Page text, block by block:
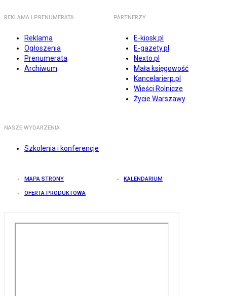
REKLAMA I PRENUMERATA
Reklama
Ogłoszenia
Prenumerata
Archiwum
PARTNERZY
E-kiosk.pl
E-gazety.pl
Nexto.pl
Mała księgowość
Kancelarierp.pl
Wieści Rolnicze
Życie Warszawy
NASZE WYDARZENIA
Szkolenia i konferencje
MAPA STRONY KALENDARIUM
OFERTA PRODUKTOWA